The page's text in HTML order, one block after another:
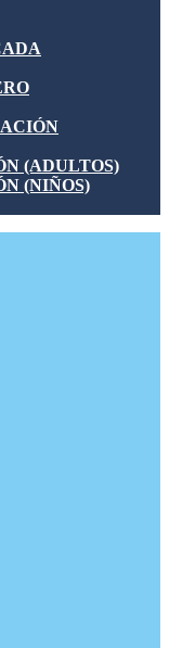
(ADULTOS)
(NIÑOS)